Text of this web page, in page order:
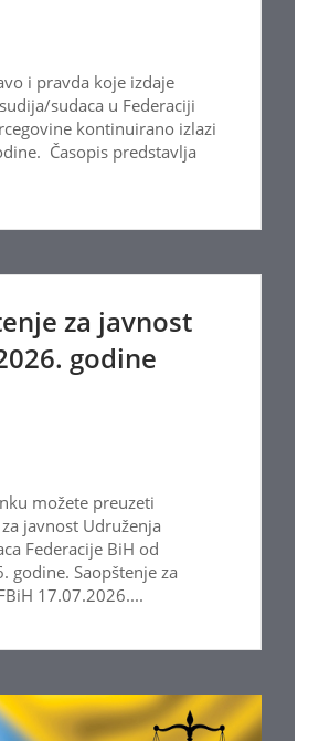
i pravda koje izdaje
sudaca u Federaciji
kontinuirano izlazi
Časopis predstavlja
za javnost
godine
možete preuzeti
javnost Udruženja
Federacije BiH od
godine. Saopštenje za
17.07.2026....